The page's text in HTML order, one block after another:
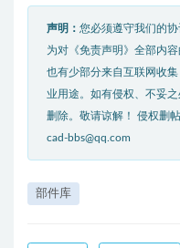
声明： 您必须遵守我们的
为对《免责声明》全部内
也有少部分来自互联网收
业用途。如有侵权、不妥
删除。敬请谅解！ 侵权删
cad-bbs@qq.com
部件库